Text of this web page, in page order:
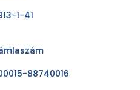
1-41
88740016